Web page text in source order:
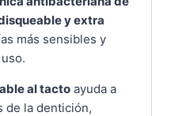
y extra
más sensibles y
al tacto ayuda a
de la dentición,